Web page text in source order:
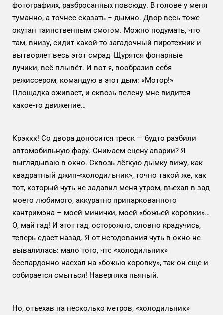
фотографиях, разбросанных повсюду. В голове у меня
туманно, а точнее сказать – дымно. Двор весь тоже
окутан таинственным смогом. Можно подумать, что
там, внизу, сидит какой-то загадочный пиротехник и
вытворяет весь этот смрад. Щурятся фонарные
лучики, всё плывёт. И вот я, вообразив себя
режиссером, командую в этот дым: «Мотор!»
Площадка оживает, и сквозь пелену мне видится
какое-то движение…
Крэккк! Со двора доносится треск — будто разбили
автомобильную фару. Снимаем сцену аварии? Я
выглядываю в окно. Сквозь лёгкую дымку вижу, как
квадратный джип-«холодильник», точно такой же, как
тот, который чуть не задавил меня утром, въехал в зад
моего любимого, аккуратно припаркованного
кантримэна – моей минички, моей «божьей коровки»…
О, май гад! И этот гад, осторожно, словно крадучись,
теперь сдает назад. Я от негодования чуть в окно не
вывалилась: мало того, что «холодильник»
беспардонно наехал на «божью коровку», так он еще и
собирается смыться! Наверняка пьяный.
Но, отъехав на несколько метров, «холодильник»